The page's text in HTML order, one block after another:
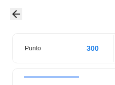
Punto 300